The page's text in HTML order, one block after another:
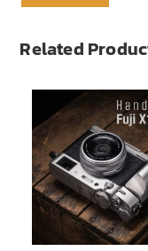
Related